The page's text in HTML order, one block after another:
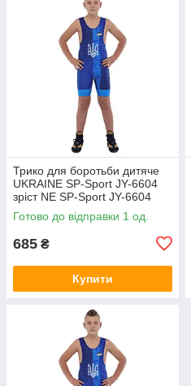
Трико для боротьби дитяче
UKRAINE SP-Sport JY-6604
зріст NE SP-Sport JY-6604
зріст 153-157 см.
Готово до відправки 1 од.
685 ₴
Купити